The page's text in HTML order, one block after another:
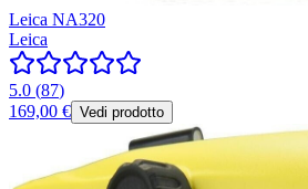
Leica NA320
Leica
5.0 (87)
169,00 € Vedi prodotto